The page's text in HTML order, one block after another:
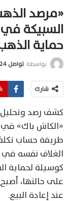
«مرصد
السبيكة
حماية
بواسطة تواصل 24
شارك
كشف رصد وتحليل
«الكاش باك»
طريقة حساب
الغلاف نفسه في
كوسيلة لحماية
على حالتها،
عند إعادة البيع.